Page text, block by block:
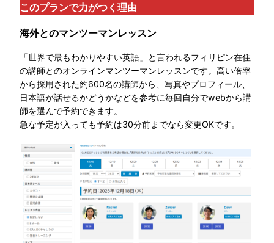
このプランで力がつく理由
海外とのマンツーマンレッスン
「世界で最もわかりやすい英語」と言われるフィリピン在住
の講師とのオンラインマンツーマンレッスンです。高い倍率
から採用された約600名の講師から、写真やプロフィール、
日本語が話せるかどうかなどを参考に毎回自分でwebから講
師を選んで予約できます。
急な予定が入っても予約は30分前までなら変更OKです。